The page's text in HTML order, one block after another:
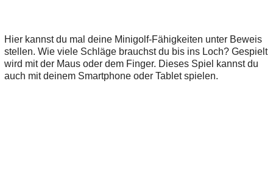
Hier kannst du mal deine Minigolf-Fähigkeiten unter Beweis
stellen. Wie viele Schläge brauchst du bis ins Loch? Gespielt
wird mit der Maus oder dem Finger. Dieses Spiel kannst du
auch mit deinem Smartphone oder Tablet spielen.